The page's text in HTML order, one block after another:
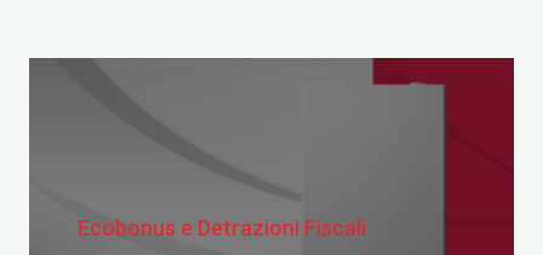
Ecobonus e Detrazioni Fiscali